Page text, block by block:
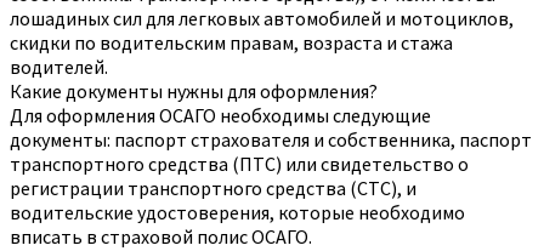
лошадиных сил для легковых автомобилей и мотоциклов,
скидки по водительским правам, возраста и стажа
водителей.
Какие документы нужны для оформления?
Для оформления ОСАГО необходимы следующие
документы: паспорт страхователя и собственника, паспорт
транспортного средства (ПТС) или свидетельство о
регистрации транспортного средства (СТС), и
водительские удостоверения, которые необходимо
вписать в страховой полис ОСАГО.